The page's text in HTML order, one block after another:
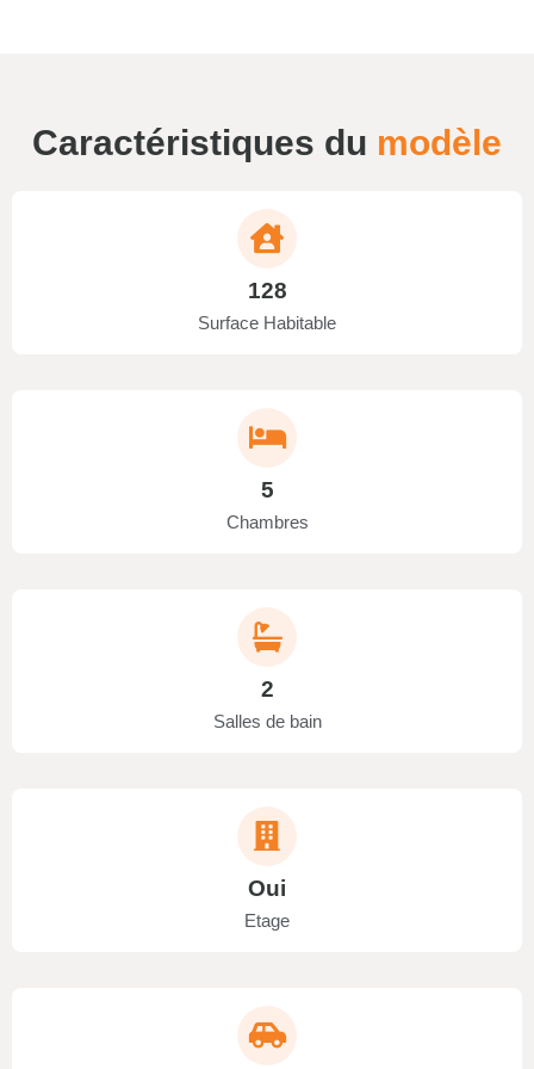
Caractéristiques du modèle
128
Surface Habitable
5
Chambres
2
Salles de bain
Oui
Etage